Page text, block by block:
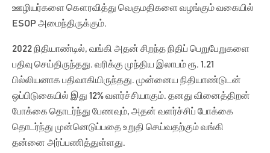
ஊழியர்களை கௌரவித்து வெகுமதிகளை வழங்கும் வகையில்
ESOP அமைந்திருக்கும்.
2022 நிதியாண்டில், வங்கி அதன் சிறந்த நிதிப் பெறுபேறுகளை
பதிவு செய்திருந்தது. வரிக்கு முந்திய இலாபம் ரூ. 1.21
பில்லியனாக பதிவாகியிருந்தது. முன்னைய நிதியாண்டுடன்
ஒப்பிடுகையில் இது 12% வளர்ச்சியாகும். தனது வினைத்திறன்
போக்கை தொடர்ந்து பேணவும், அதன் வளர்ச்சிப் போக்கை
தொடர்ந்து முன்னெடுப்பதை உறுதி செய்வதற்கும் வங்கி
தன்னை அர்ப்பணித்துள்ளது.